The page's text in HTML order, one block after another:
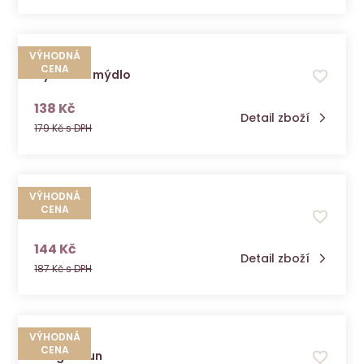
VÝHODNÁ
CENA
Cytovital mýdlo
138 Kč
179 Kč s DPH
Detail zboží
VÝHODNÁ
CENA
Diamond
144 Kč
187 Kč s DPH
Detail zboží
VÝHODNÁ
CENA
Drags Imun